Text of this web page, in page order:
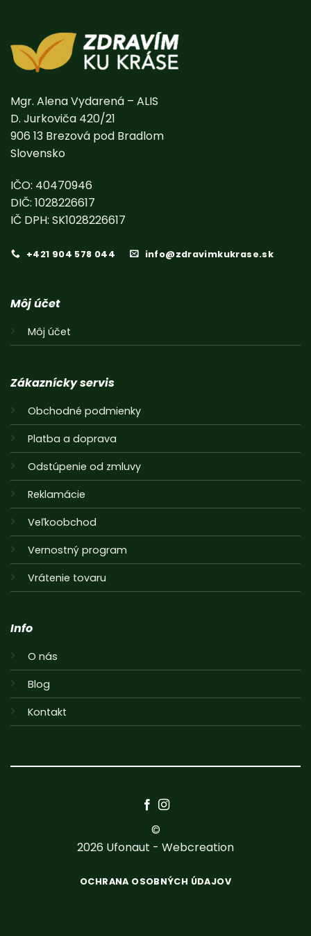
Mgr. Alena Vydarená – ALIS
D. Jurkoviča 420/21
906 13 Brezová pod Bradlom
Slovensko
IČO: 40470946
DIČ: 1028226617
IČ DPH: SK1028226617
+421 904 578 044 info@zdravimkukrase.sk
Môj účet
Môj účet
Zákaznícky servis
Obchodné podmienky
Platba a doprava
Odstúpenie od zmluvy
Reklamácie
Veľkoobchod
Vernostný program
Vrátenie tovaru
Info
O nás
Blog
Kontakt
©
2026 Ufonaut - Webcreation
OCHRANA OSOBNÝCH ÚDAJOV